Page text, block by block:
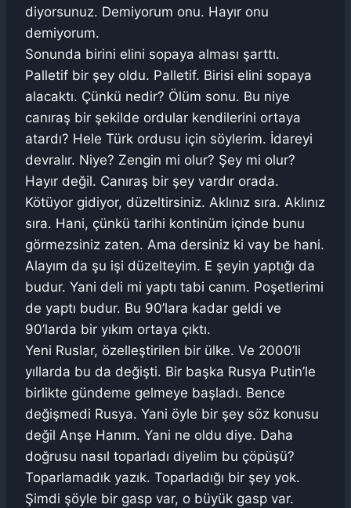
diyorsunuz. Demiyorum onu. Hayır onu
demiyorum.
Sonunda birini elini sopaya alması şarttı.
Palletif bir şey oldu. Palletif. Birisi elini sopaya
alacaktı. Çünkü nedir? Ölüm sonu. Bu niye
canıraş bir şekilde ordular kendilerini ortaya
atardı? Hele Türk ordusu için söylerim. İdareyi
devralır. Niye? Zengin mi olur? Şey mi olur?
Hayır değil. Canıraş bir şey vardır orada.
Kötüyor gidiyor, düzeltirsiniz. Aklınız sıra. Aklınız
sıra. Hani, çünkü tarihi kontinüm içinde bunu
görmezsiniz zaten. Ama dersiniz ki vay be hani.
Alayım da şu işi düzelteyim. E şeyin yaptığı da
budur. Yani deli mi yaptı tabi canım. Poşetlerimi
de yaptı budur. Bu 90’lara kadar geldi ve
90’larda bir yıkım ortaya çıktı.
Yeni Ruslar, özelleştirilen bir ülke. Ve 2000’li
yıllarda bu da değişti. Bir başka Rusya Putin’le
birlikte gündeme gelmeye başladı. Bence
değişmedi Rusya. Yani öyle bir şey söz konusu
değil Anşe Hanım. Yani ne oldu diye. Daha
doğrusu nasıl toparladı diyelim bu çöpüşü?
Toparlamadık yazık. Toparladığı bir şey yok.
Şimdi şöyle bir gasp var, o büyük gasp var.